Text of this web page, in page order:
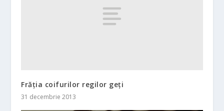
Frăția coifurilor regilor geți
31 decembrie 2013